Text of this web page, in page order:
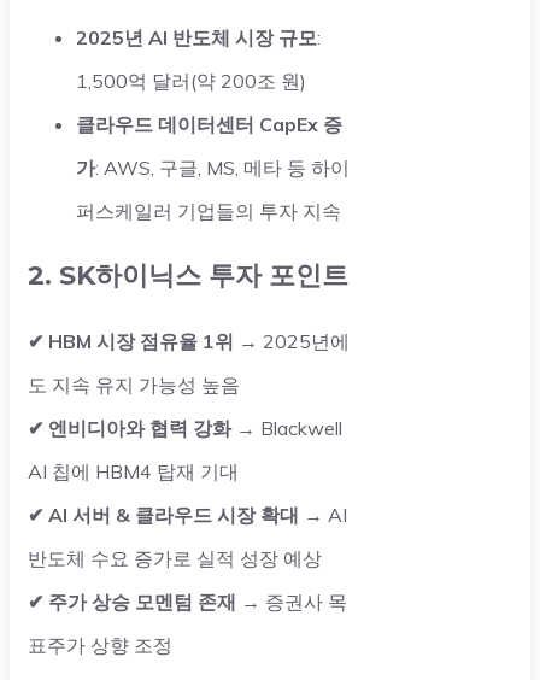
2025년 AI 반도체 시장 규모:
1,500억 달러(약 200조 원)
클라우드 데이터센터 CapEx 증
가: AWS, 구글, MS, 메타 등 하이
퍼스케일러 기업들의 투자 지속
2. SK하이닉스 투자 포인트
✔ HBM 시장 점유율 1위 → 2025년에
도 지속 유지 가능성 높음
✔ 엔비디아와 협력 강화→ Blackwell
AI 칩에 HBM4 탑재 기대
✔ AI 서버 & 클라우드 시장 확대 → AI
반도체 수요 증가로 실적 성장 예상
✔ 주가 상승 모멘텀 존재 → 증권사 목
표주가 상향 조정